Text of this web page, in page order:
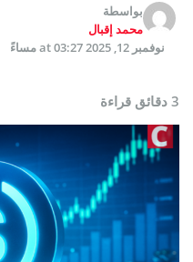
بواسطة
محمد إقبال
نوفمبر 12, 2025 at 03:27 مساءً
3 دقائق قراءة